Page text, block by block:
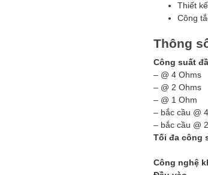
Thiết
Công
Thông
Công suất
– @ 4 Ohms
– @ 2 Ohms
– @ 1 Ohm
– bắc cầu @
– bắc cầu @
Tối đa công
Công nghệ